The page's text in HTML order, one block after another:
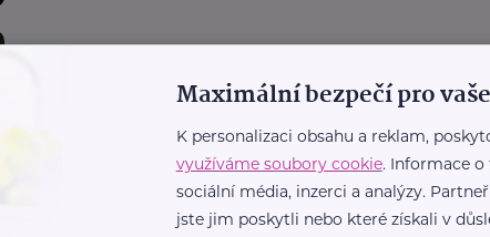
Syndrom závislosti
Návykové látky Závislosti
Maximální bezpečí pro
K personalizaci obsahu a reklam,
využíváme soubory cookie. Informace o
sociální média, inzerci a analýzy.
jste jim poskytli nebo které získali v